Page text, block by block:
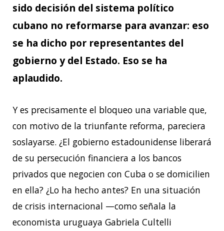
sido decisión del sistema político
cubano no reformarse para avanzar: eso
se ha dicho por representantes del
gobierno y del Estado. Eso se ha
aplaudido.
Y es precisamente el bloqueo una variable que,
con motivo de la triunfante reforma, pareciera
soslayarse. ¿El gobierno estadounidense liberará
de su persecución financiera a los bancos
privados que negocien con Cuba o se domicilien
en ella? ¿Lo ha hecho antes? En una situación
de crisis internacional —como señala la
economista uruguaya Gabriela Cultelli